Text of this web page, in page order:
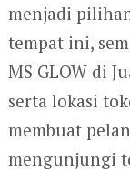
menjadi
tempat ini,
MS GLOW di
serta lokasi
membuat
mengunjungi